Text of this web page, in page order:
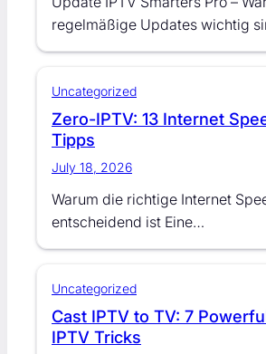
regelmäßige Updates wichtig
Uncategorized
Zero-IPTV: 13 Internet
Tipps
July 18, 2026
Warum die richtige Internet
entscheidend ist Eine…
Uncategorized
Cast IPTV to TV: 7
IPTV Tricks